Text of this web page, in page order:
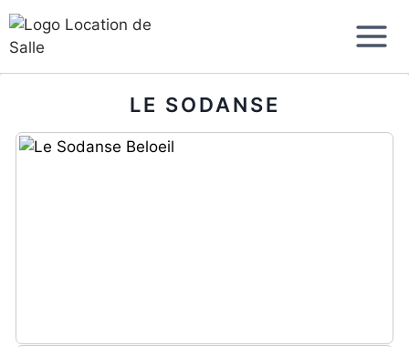
Aller
au
contenu
LE SODANSE